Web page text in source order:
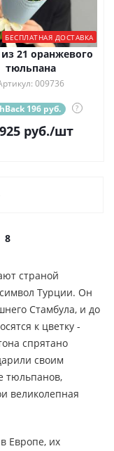
БЕСПЛАТНАЯ ДОСТАВКА
21 оранжевого
тюльпана
009736
196 руб. ?
руб./шт
8
страной
Турции. Он
Стамбула, и до
к цветку -
спрятано
своим
тюльпанов,
великолепная
Европе, их